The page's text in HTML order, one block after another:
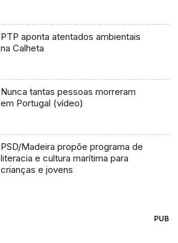
PTP aponta atentados ambientais
na Calheta
Nunca tantas pessoas morreram
em Portugal (vídeo)
PSD/Madeira propõe programa de
literacia e cultura marítima para
crianças e jovens
PUB